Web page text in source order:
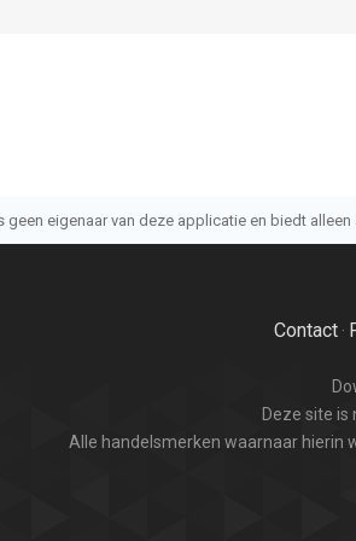
eigenaar van deze applicatie en biedt
Contact·
Deze site is
Alle handelsmerken waarnaar hierin